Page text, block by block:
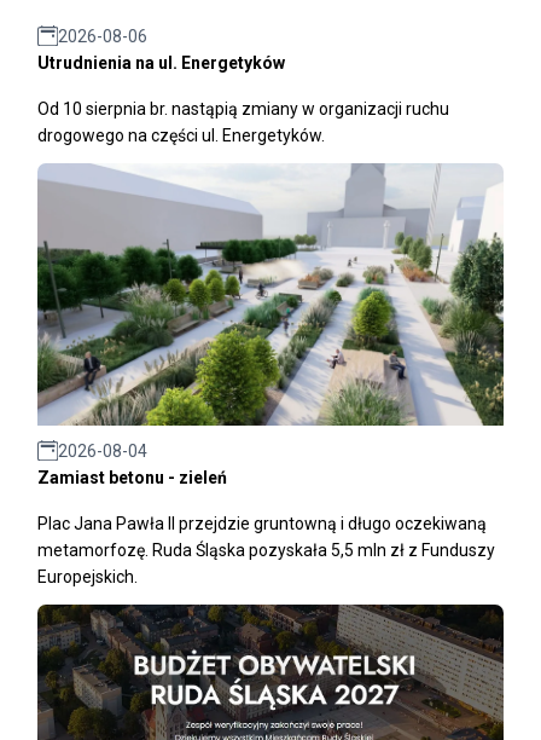
2026-08-06
Utrudnienia na ul. Energetyków
Od 10 sierpnia br. nastąpią zmiany w organizacji ruchu
drogowego na części ul. Energetyków.
2026-08-04
Zamiast betonu - zieleń
Plac Jana Pawła II przejdzie gruntowną i długo oczekiwaną
metamorfozę. Ruda Śląska pozyskała 5,5 mln zł z Funduszy
Europejskich.